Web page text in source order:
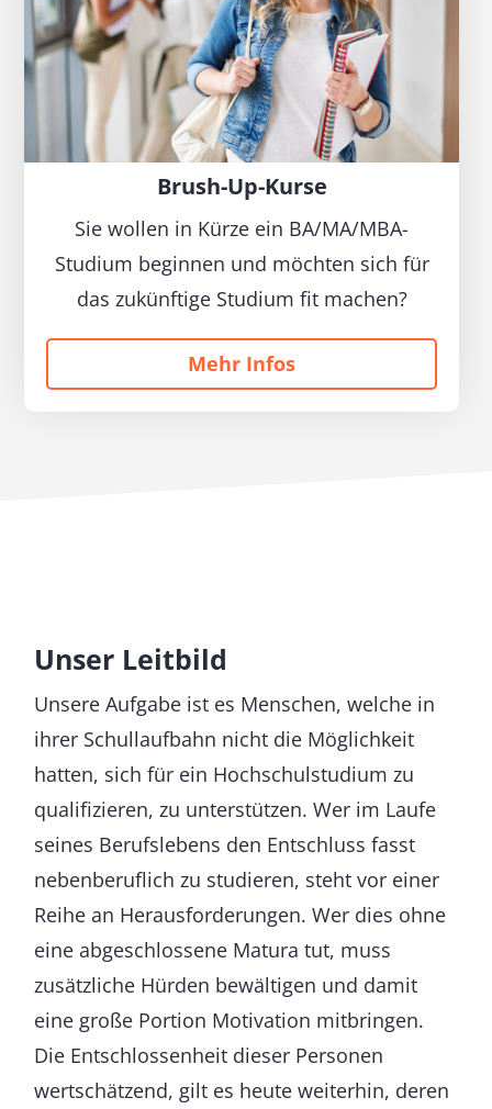
Brush-Up-Kurse
Sie wollen in Kürze ein BA/MA/MBA-
Studium beginnen und möchten sich für
das zukünftige Studium fit machen?
Mehr Infos
Unser Leitbild
Unsere Aufgabe ist es Menschen, welche in
ihrer Schullaufbahn nicht die Möglichkeit
hatten, sich für ein Hochschulstudium zu
qualifizieren, zu unterstützen. Wer im Laufe
seines Berufslebens den Entschluss fasst
nebenberuflich zu studieren, steht vor einer
Reihe an Herausforderungen. Wer dies ohne
eine abgeschlossene Matura tut, muss
zusätzliche Hürden bewältigen und damit
eine große Portion Motivation mitbringen.
Die Entschlossenheit dieser Personen
wertschätzend, gilt es heute weiterhin, deren